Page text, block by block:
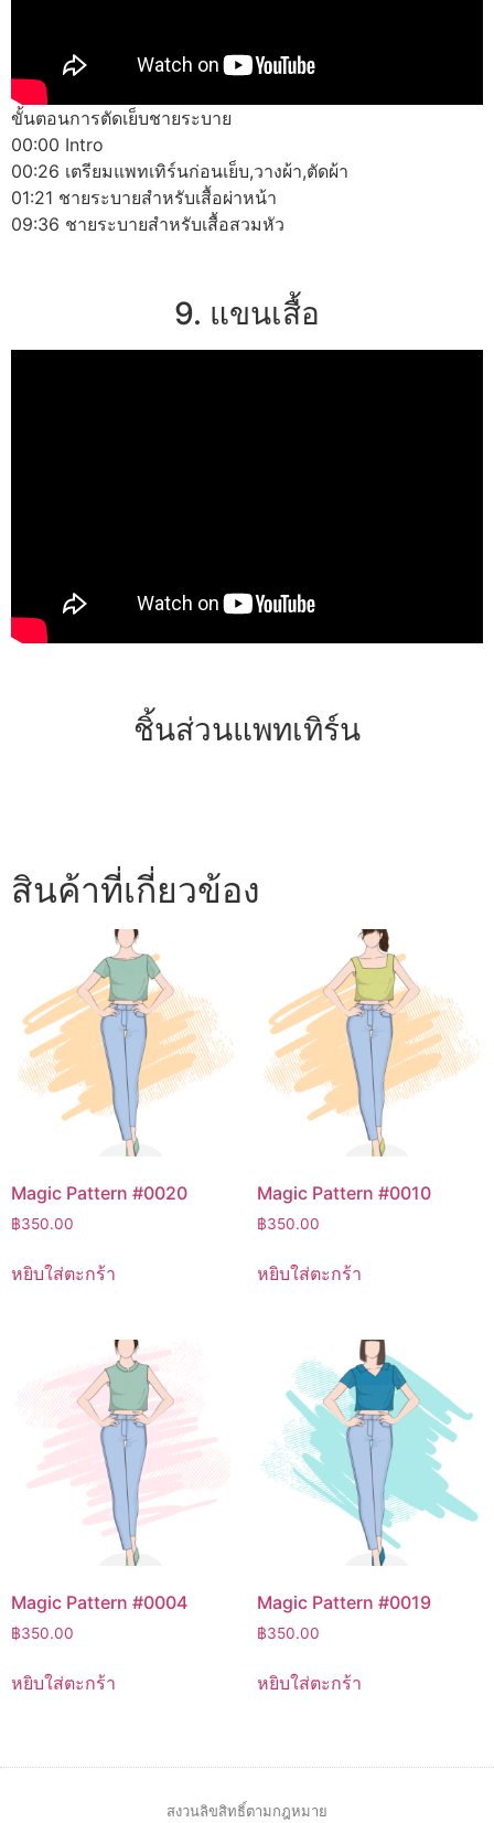
ขั้นตอนการตัดเย็บชายระบาย
00:00 Intro
00:26 เตรียมแพทเทิร์นก่อนเย็บ,วางผ้า,ตัดผ้า
01:21 ชายระบายสำหรับเสื้อผ่าหน้า
09:36 ชายระบายสำหรับเสื้อสวมหัว
9. แขนเสื้อ
ชิ้นส่วนแพทเทิร์น
สินค้าที่เกี่ยวข้อง
Magic Pattern #0020
฿350.00
หยิบใส่ตะกร้า
Magic Pattern #0010
฿350.00
หยิบใส่ตะกร้า
Magic Pattern #0004
฿350.00
หยิบใส่ตะกร้า
Magic Pattern #0019
฿350.00
หยิบใส่ตะกร้า
สงวนลิขสิทธิ์ตามกฎหมาย